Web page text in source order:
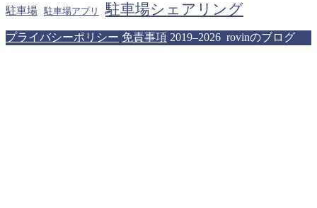
駐車場 駐車場アプリ 駐車場シェアリング
プライバシーポリシー 免責事項 2019–2026 rovinのブログ